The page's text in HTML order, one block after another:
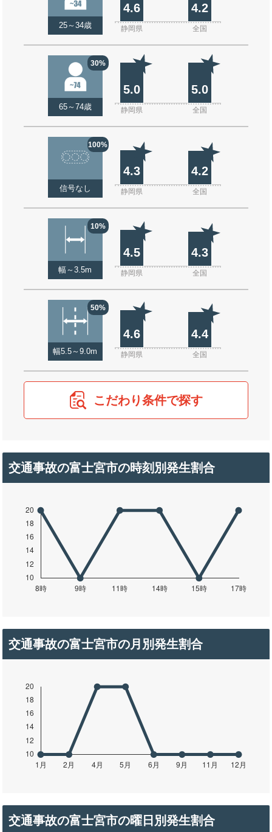
25～34歳
4.6 4.2
静岡県 全国
30%
65～74歳
5.0 5.0
静岡県 全国
100%
信号なし
4.3 4.2
静岡県 全国
10%
幅～3.5m
4.5 4.3
静岡県 全国
50%
幅5.5～9.0m
4.6 4.4
静岡県 全国
こだわり条件で探す
交通事故の富士宮市の時刻別発生割合
交通事故の富士宮市の月別発生割合
交通事故の富士宮市の曜日別発生割合